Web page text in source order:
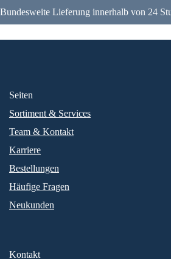
Bundesweite Lieferung innerhalb von 24
Seiten
Sortiment & Services
Team & Kontakt
Karriere
Bestellungen
Häufige Fragen
Neukunden
Kontakt